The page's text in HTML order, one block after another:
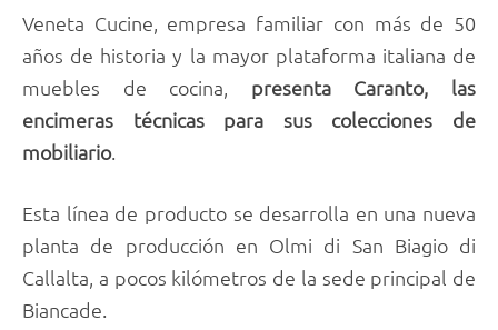
Veneta Cucine, empresa familiar con más de 50
años de historia y la mayor plataforma italiana de
muebles de cocina, presenta Caranto,
las
encimeras
técnicas para sus
colecciones de
mobiliario.
Esta línea de producto se desarrolla en una nueva
planta de producción en Olmi di San Biagio di
Callalta, a pocos kilómetros de la sede principal de
Biancade.